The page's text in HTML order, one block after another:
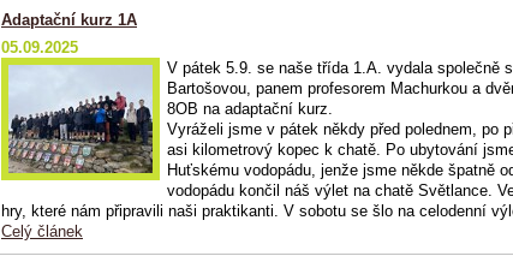
Adaptační kurz 1A
05.09.2025
V pátek 5.9. se naše třída 1.A. vydala společně
Bartošovou, panem profesorem Machurkou a
8OB na adaptační kurz.
Vyráželi jsme v pátek někdy před polednem, po
asi kilometrový kopec k chatě. Po ubytování
Huťskému vodopádu, jenže jsme někde špatně
vodopádu končil náš výlet na chatě Světlance.
hry, které nám připravili naši praktikanti. V sobotu se šlo na celodenní
Celý článek